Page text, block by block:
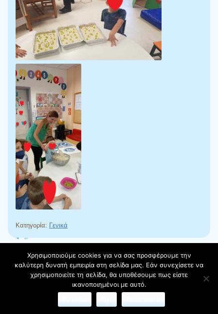
Κατηγορία: Γενικά
Πλοήγηση άρθρων
Προηγούμενα άρθρα
Αναζήτηση
Χρησιμοποιούμε cookies για να σας προσφέρουμε την
καλύτερη δυνατή εμπειρία στη σελίδα μας. Εάν συνεχίσετε να
χρησιμοποιείτε τη σελίδα, θα υποθέσουμε πως είστε
ικανοποιημένοι με αυτό.